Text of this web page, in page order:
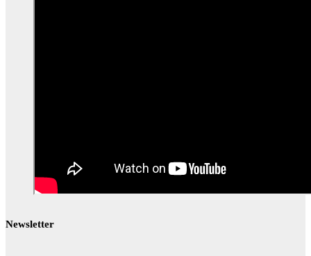
Newsletter